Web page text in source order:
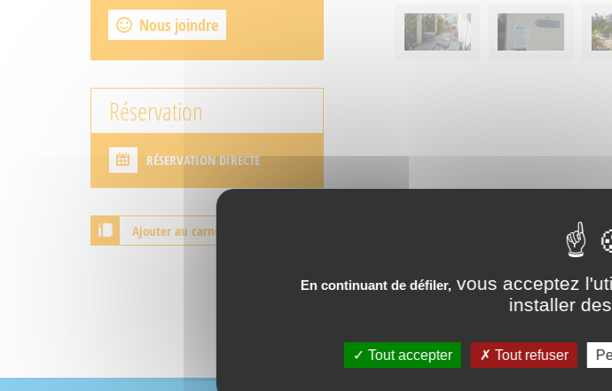
Nous joindre
Réservation
RÉSERVATION DIRECTE
Ajouter au carnet de voyage
En continuant de défiler,vous acceptez
installer
Tout accepter Tout refuser